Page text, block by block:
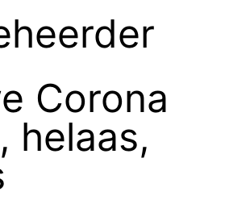
Corona
helaas,